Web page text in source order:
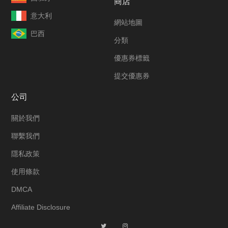
意大利
巴西
網站地圖
分類
優惠券標籤
提交優惠券
公司
關於我們
聯繫我們
隱私政策
使用條款
DMCA
Affiliate Disclosure